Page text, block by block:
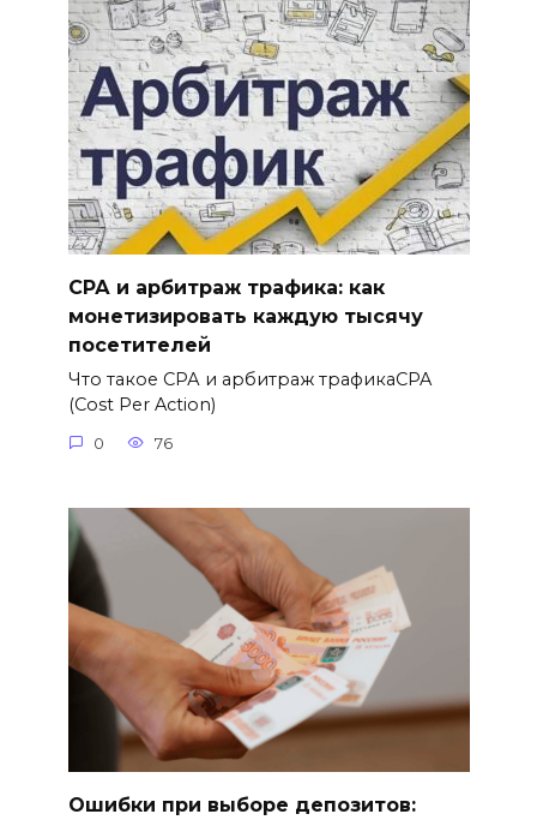
СРА и арбитраж трафика: как
монетизировать каждую тысячу
посетителей
Что такое СРА и арбитраж трафикаCPA
(Cost Per Action)
0 76
Ошибки при выборе депозитов: